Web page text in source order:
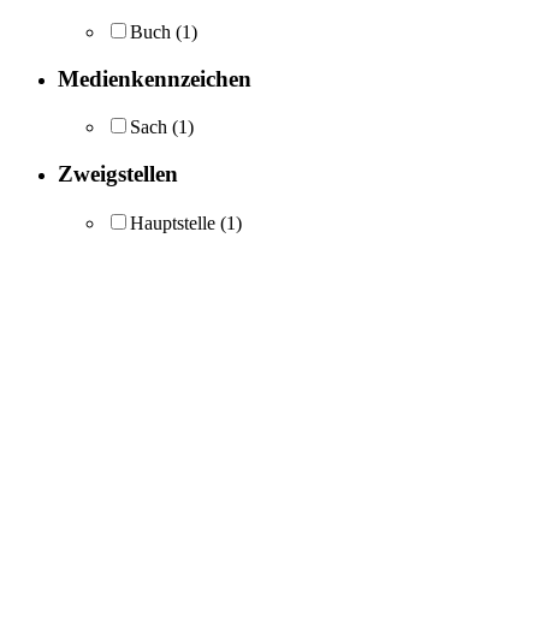
Buch (1)
Medienkennzeichen
Sach (1)
Zweigstellen
Hauptstelle (1)